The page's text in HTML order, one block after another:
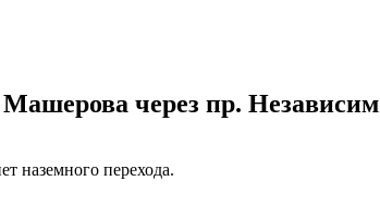
через пр.
наземного перехода.